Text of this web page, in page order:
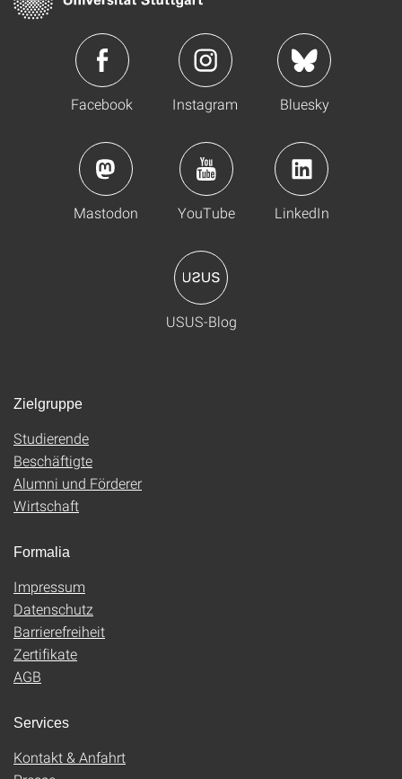
Facebook Instagram Bluesky
Mastodon YouTube LinkedIn
USUS-Blog
Zielgruppe
Studierende
Beschäftigte
Alumni und Förderer
Wirtschaft
Formalia
Impressum
Datenschutz
Barrierefreiheit
Zertifikate
AGB
Services
Kontakt & Anfahrt